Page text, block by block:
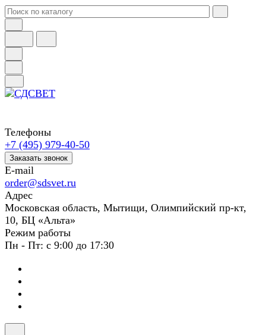
Телефоны
+7 (495) 979-40-50
Заказать звонок
E-mail
order@sdsvet.ru
Адрес
Московская область, Мытищи, Олимпийский пр-кт,
10, БЦ «Альта»
Режим работы
Пн - Пт: с 9:00 до 17:30